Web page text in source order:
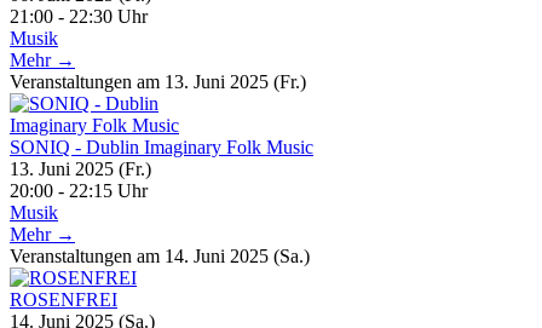
21:00 - 22:30 Uhr
Musik
Mehr →
Veranstaltungen am 13. Juni 2025 (Fr.)
SONIQ - Dublin Imaginary Folk Music
13. Juni 2025 (Fr.)
20:00 - 22:15 Uhr
Musik
Mehr →
Veranstaltungen am 14. Juni 2025 (Sa.)
ROSENFREI
14. Juni 2025 (Sa.)